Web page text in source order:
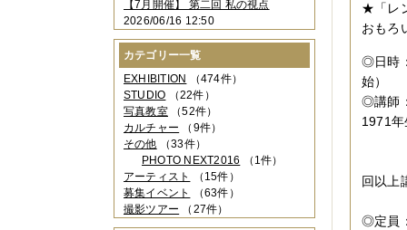
★「レ
おもろ
◎日時
始）
◎講師
1971
回以上
◎定
2022年11月（2件）
2022年10月（4件）
2022年09月（2件）
2022年08月
（3件）
2022年07月（3件）
2022年05月（4件）
2022年04月（2件）
2022年03月
（5件）
2022年02月（3件）
2022年01月（3件）
2021年12月（2件）
2021年11月（3件）
2021年10月
（1件）
【7月開催】 第二回 私の視点
2026/06/16 12:50
カテゴリー一覧
EXHIBITION （474件）
STUDIO （22件）
写真教室（52件）
カルチャー （9件）
その他 （33件）
PHOTO NEXT2016 （1件）
アーティスト
（15件）
募集イベント
（63件）
撮影ツアー （27件）